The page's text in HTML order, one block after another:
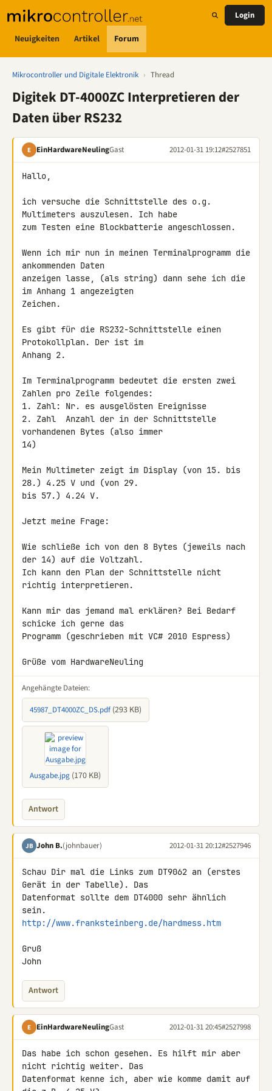
Neuigkeiten Artikel Forum
Login
Mikrocontroller und Digitale Elektronik › Thread
Digitek DT-4000ZC Interpretieren der
Daten über RS232
E EinHardwareNeulingGast 2012-01-31 19:12#2527851
Hallo,
ich versuche die Schnittstelle des o.g.
Multimeters auszulesen. Ich habe
zum Testen eine Blockbatterie angeschlossen.
Wenn ich mir nun in meinen Terminalprogramm die
ankommenden Daten
anzeigen lasse, (als string) dann sehe ich die
im Anhang 1 angezeigten
Zeichen.
Es gibt für die RS232-Schnittstelle einen
Protokollplan. Der ist im
Anhang 2.
Im Terminalprogramm bedeutet die ersten zwei
Zahlen pro Zeile folgendes:
1. Zahl: Nr. es ausgelösten Ereignisse
2. Zahl  Anzahl der in der Schnittstelle
vorhandenen Bytes (also immer
14)
Mein Multimeter zeigt im Display (von 15. bis
28.) 4.25 V und (von 29.
bis 57.) 4.24 V.
Jetzt meine Frage:
Wie schließe ich von den 8 Bytes (jeweils nach
der 14) auf die Voltzahl.
Ich kann den Plan der Schnittstelle nicht
richtig interpretieren.
Kann mir das jemand mal erklären? Bei Bedarf
schicke ich gerne das
Programm (geschrieben mit VC# 2010 Espress)
Grüße vom HardwareNeuling
Angehängte Dateien:
45987_DT4000ZC_DS.pdf (293 KB)
Ausgabe.jpg (170 KB)
Antwort
JB John B.(johnbauer) 2012-01-31 20:12#2527946
Schau Dir mal die Links zum DT9062 an (erstes
Gerät in der Tabelle). Das
Datenformat sollte dem DT4000 sehr ähnlich
http://www.franksteinberg.de/hardmess.htm
Gruß
John
Antwort
E EinHardwareNeulingGast 2012-01-31 20:45#2527998
Das habe ich schon gesehen. Es hilft mir aber
nicht richtig weiter. Das
Datenformat kenne ich, aber wie komme damit auf